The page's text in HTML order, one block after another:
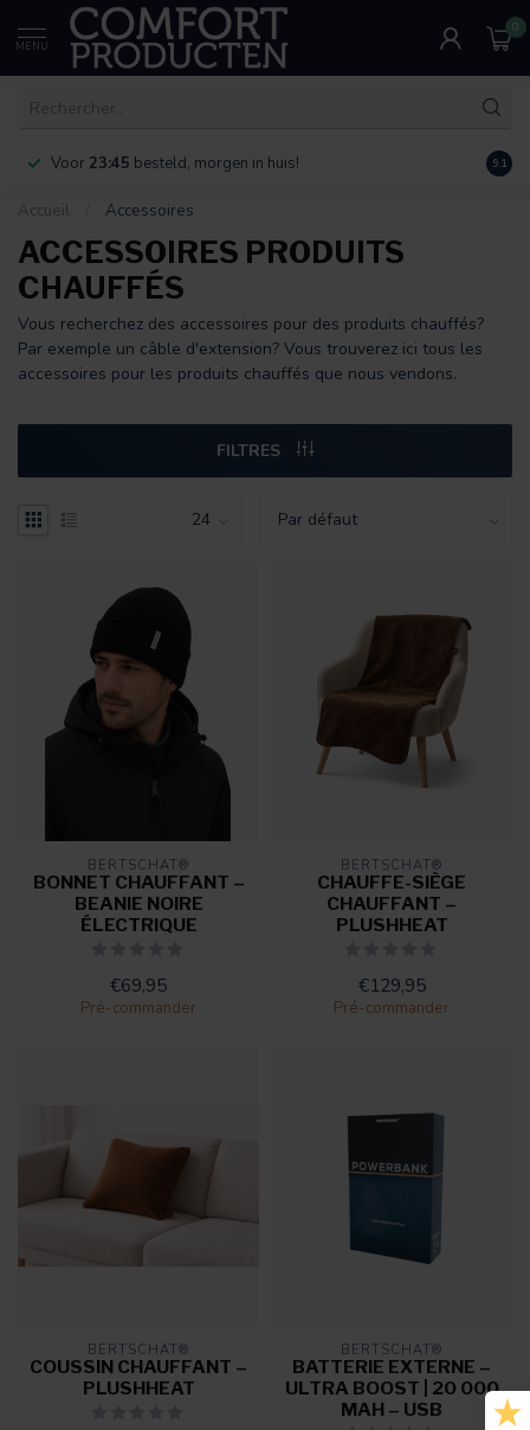
MENU
0
Voor 23:45 besteld, morgen in huis! 9.1
Accueil Accessoires
ACCESSOIRES PRODUITS
CHAUFFÉS
Vous recherchez des accessoires pour des produits chauffés?
Par exemple un câble d'extension? Vous trouverez ici tous les
accessoires pour les produits chauffés que nous vendons.
FILTRES
BERTSCHAT®
BONNET CHAUFFANT –
BEANIE NOIRE
ÉLECTRIQUE
€69,95
Pré-commander
BERTSCHAT®
CHAUFFE-SIÈGE
CHAUFFANT –
PLUSHHEAT
€129,95
Pré-commander
BERTSCHAT®
COUSSIN CHAUFFANT –
PLUSHHEAT
BERTSCHAT®
BATTERIE EXTERNE –
ULTRA BOOST | 20 000
MAH – USB